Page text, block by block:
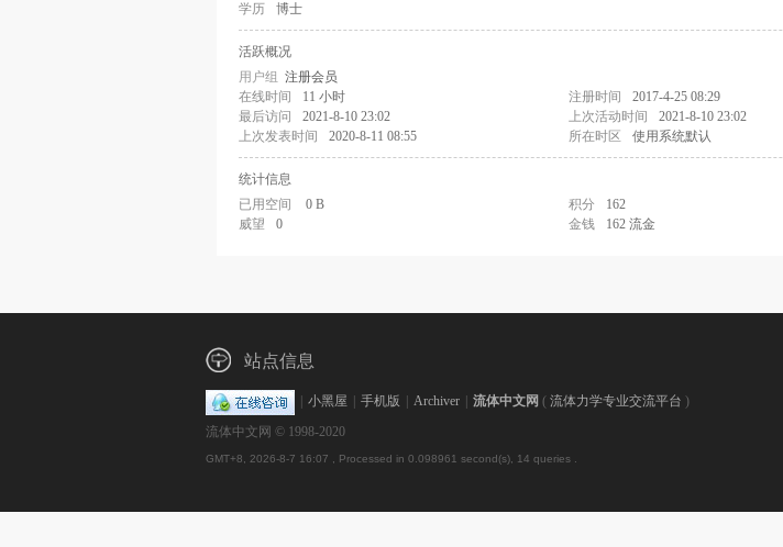
学历
博士
活跃概况
用户组 注册会员
在线时间
11 小时 注册时间
2017-4-25 08:29
最后访问
2021-8-10 23:02 上次活动时间
2021-8-10 23:02
上次发表时间
2020-8-11 08:55 所在时区 使用系统默认
统计信息
已用空间
0 B 积分
162
威望
0 金钱 162 流金
站点信息
小黑屋 手机版 Archiver 流体中文网 ( 流体力学专业交流平台 )
流体中文网 © 1998-2020
GMT+8, 2026-8-7 16:07 , Processed in 0.098961 second(s), 14 queries .